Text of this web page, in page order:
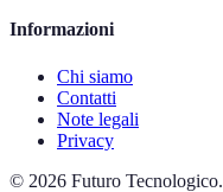
Informazioni
Chi siamo
Contatti
Note legali
Privacy
© 2026 Futuro Tecnologico.